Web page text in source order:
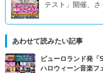
テスト」開催、さ
あわせて読みたい記事
ピューロランド発「
ハロウィーン音楽フ